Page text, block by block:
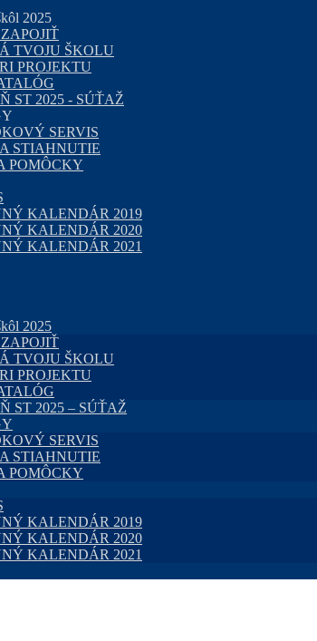
2025
TVOJU ŠKOLU
PROJEKTU
ST 2025 - SÚŤAŽ
SERVIS
STIAHNUTIE
POMÔCKY
KALENDÁR 2019
KALENDÁR 2020
KALENDÁR 2021
2025
TVOJU ŠKOLU
PROJEKTU
ST 2025 – SÚŤAŽ
SERVIS
STIAHNUTIE
POMÔCKY
KALENDÁR 2019
KALENDÁR 2020
KALENDÁR 2021